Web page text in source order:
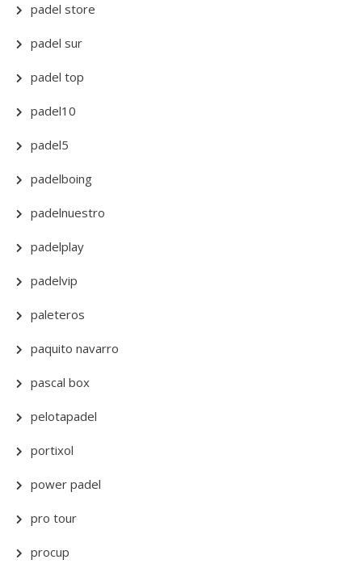
padel store
padel sur
padel top
padel10
padel5
padelboing
padelnuestro
padelplay
padelvip
paleteros
paquito navarro
pascal box
pelotapadel
portixol
power padel
pro tour
procup